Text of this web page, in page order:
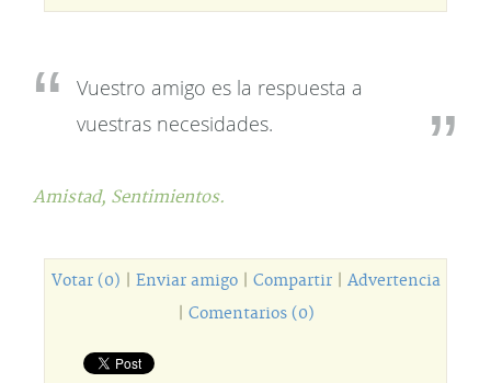
Vuestro amigo es la respuesta a
vuestras necesidades.
Amistad, Sentimientos.
Votar (0) Enviar amigo| Compartir| Advertencia
Comentarios (0)